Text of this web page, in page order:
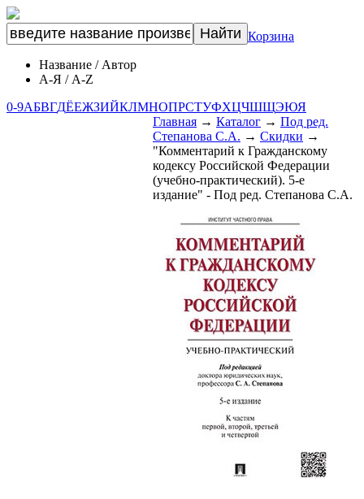
Корзина
Название / Автор
А-Я / A-Z
0-9АБВГДЁЕЖЗИЙКЛМНОПРСТУФХЦЧШЩЭЮЯ
Главная → Каталог → Под ред.
Степанова С.А. → Скидки →
"Комментарий к Гражданскому
кодексу Российской Федерации
(учебно-практический). 5-е
издание" - Под ред. Степанова С.А.